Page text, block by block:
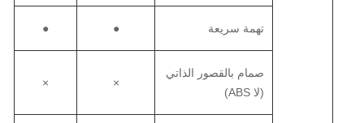
تهمة سريعة ●
●
صمام بالقصور الذاتي
(لا ABS)
×
×